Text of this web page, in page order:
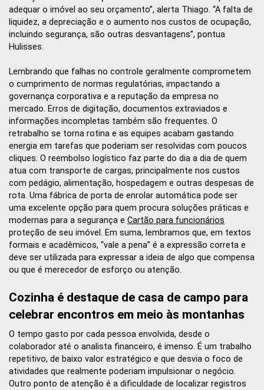
adequar o imóvel ao seu orçamento”, alerta Thiago. “A falta de
liquidez, a depreciação e o aumento nos custos de ocupação,
incluindo segurança, são outras desvantagens”, pontua
Hulisses.
Lembrando que falhas no controle geralmente comprometem
o cumprimento de normas regulatórias, impactando a
governança corporativa e a reputação da empresa no
mercado. Erros de digitação, documentos extraviados e
informações incompletas também são frequentes. O
retrabalho se torna rotina e as equipes acabam gastando
energia em tarefas que poderiam ser resolvidas com poucos
cliques. O reembolso logístico faz parte do dia a dia de quem
atua com transporte de cargas, principalmente nos custos
com pedágio, alimentação, hospedagem e outras despesas de
rota. Uma fábrica de porta de enrolar automática pode ser
uma excelente opção para quem procura soluções práticas e
modernas para a segurança e Cartão para funcionários
proteção de seu imóvel. Em suma, lembramos que, em textos
formais e acadêmicos, “vale a pena” é a expressão correta e
deve ser utilizada para expressar a ideia de algo que compensa
ou que é merecedor de esforço ou atenção.
Cozinha é destaque de casa de campo para
celebrar encontros em meio às montanhas
O tempo gasto por cada pessoa envolvida, desde o
colaborador até o analista financeiro, é imenso. É um trabalho
repetitivo, de baixo valor estratégico e que desvia o foco de
atividades que realmente poderiam impulsionar o negócio.
Outro ponto de atenção é a dificuldade de localizar registros